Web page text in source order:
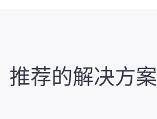
推荐的解决方案